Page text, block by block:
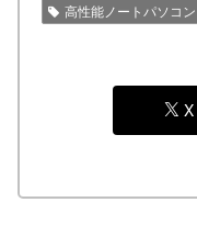
高性能ノートパソコン
X